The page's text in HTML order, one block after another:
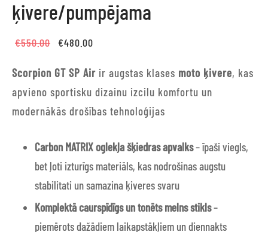
ķivere/pumpējama
€550.00 Original
was:
€550.00.
€480.00
€480.00.
Scorpion GT SP Air ir augstas klases moto ķivere, kas
apvieno sportisku dizainu izcilu komfortu un
modernākās drošības tehnoloģijas
Carbon MATRIX oglekļa šķiedras apvalks– īpaši viegls,
bet ļoti izturīgs materiāls, kas nodrošinas augstu
stabilitati un samazina ķiveres svaru
Komplektā caurspīdīgs un tonēts melns stikls–
piemērots dažādiem laikapstākļiem un diennakts